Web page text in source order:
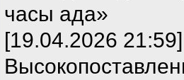
часы ада»
[19.04.2026